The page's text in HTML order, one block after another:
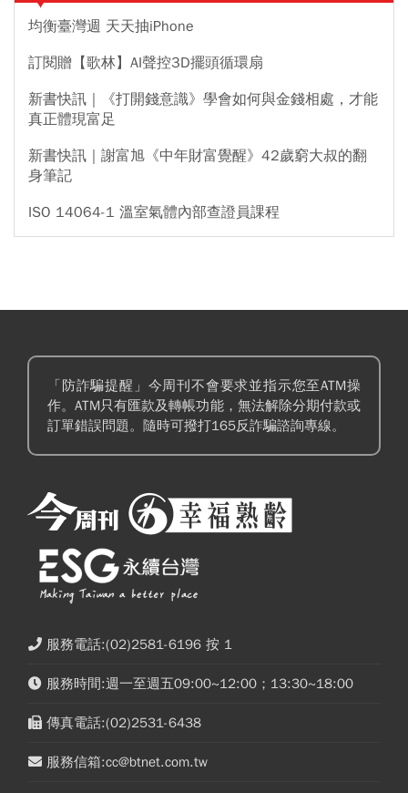
均衡臺灣週 天天抽iPhone
訂閱贈【歌林】AI聲控3D擺頭循環扇
新書快訊｜《打開錢意識》學會如何與金錢相處，才能
真正體現富足
新書快訊｜謝富旭《中年財富覺醒》42歲窮大叔的翻
身筆記
ISO 14064-1 溫室氣體內部查證員課程
「防詐騙提醒」今周刊不會要求並指示您至ATM操
作。ATM只有匯款及轉帳功能，無法解除分期付款或
訂單錯誤問題。隨時可撥打165反詐騙諮詢專線。
服務電話:(02)2581-6196 按 1
服務時間:週一至週五09:00~12:00；13:30~18:00
傳真電話:(02)2531-6438
服務信箱:cc@btnet.com.tw